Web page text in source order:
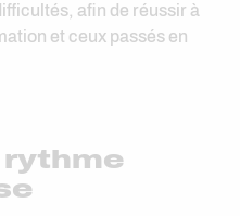
afin de réussir à
et ceux passés en
rythme